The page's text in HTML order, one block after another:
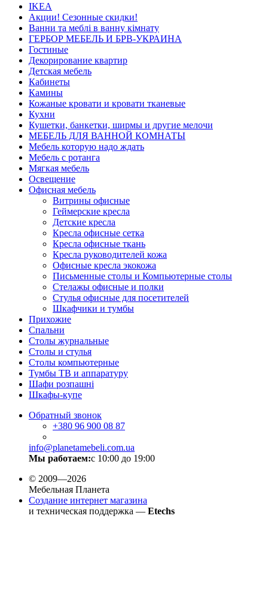
IKEA
Акции! Сезонные скидки!
Ванни та меблі в ванну кімнату
ГЕРБОР МЕБЕЛЬ И БРВ-УКРАИНА
Гостиные
Декорирование квартир
Детская мебель
Кабинеты
Камины
Кожаные кровати и кровати тканевые
Кухни
Кушетки, банкетки, ширмы и другие мелочи
МЕБЕЛЬ ДЛЯ ВАННОЙ КОМНАТЫ
Мебель которую надо ждать
Мебель с ротанга
Мягкая мебель
Освещение
Офисная мебель
Витрины офисные
Геймерские кресла
Детские кресла
Кресла офисные сетка
Кресла офисные ткань
Кресла руководителей кожа
Офисные кресла экокожа
Письменные столы и Компьютерные столы
Стелажы офисные и полки
Стулья офисные для посетителей
Шкафчики и тумбы
Прихожие
Спальни
Столы журнальные
Столы и стулья
Столы компьютерные
Тумбы ТВ и аппаратуру
Шафи розпашні
Шкафы-купе
Обратный звонок
+380 96 900 08 87
info@planetamebeli.com.ua
Мы работаем:с 10:00 до 19:00
© 2009—2026
Мебельная Планета
Создание интернет магазина
и техническая поддержка — Etechs